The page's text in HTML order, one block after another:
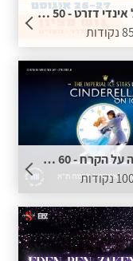
פסטיבל אינדי דזרט - 50 ש"ח הנחה לכרטיס בתוספת נקודות
סינדרלה על הקרח - 60 ש"ח הנחה לכרטיס בתוספת נקודות